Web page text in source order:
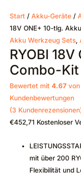
Start / Akku-Geräte /
18V ONE+ 10-tlg.
Akku Werkzeug Sets
RYOBI
Combo-Kit
Bewertet mit 4.67
Kundenbewertungen
(3
€452,71 Kostenloser
mit über 200
Flexibilität und